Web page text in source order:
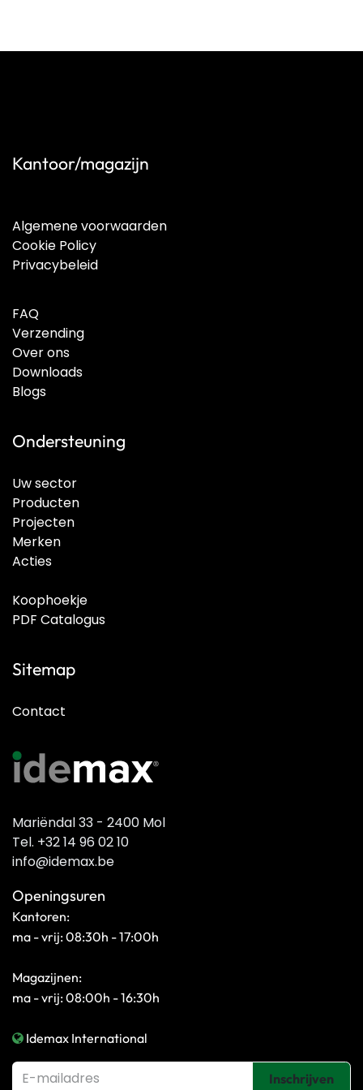
Kantoor/magazijn
Algemene voorwaarden
Cookie Policy
Privacybeleid
FAQ
Verzending
Over ons
Downloads
Blogs
Ondersteuning
Uw sector
Producten
Projecten
Merken
Acties
Koophoekje
PDF Catalogus
Sitemap
Contact
Mariëndal 33 - 2400 Mol
Tel. +32 14 96 02 10
info@idemax.be
Openingsuren
Kantoren:
ma - vrij: 08:30h - 17:00h
Magazijnen:
ma - vrij: 08:00h - 16:30h
Idemax International
Inschrijven